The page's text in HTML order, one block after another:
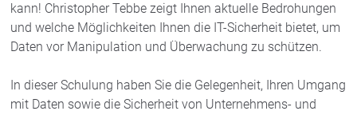
kann! Christopher Tebbe zeigt Ihnen aktuelle Bedrohungen
und welche Möglichkeiten Ihnen die IT-Sicherheit bietet, um
Daten vor Manipulation und Überwachung zu schützen.
In dieser Schulung haben Sie die Gelegenheit, Ihren Umgang
mit Daten sowie die Sicherheit von Unternehmens- und